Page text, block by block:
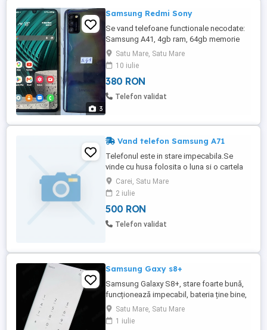
3
Samsung Redmi Sony
Se vand telefoane functionale necodate:
Samsung A41, 4gb ram, 64gb memorie
interna. Are sticla fisurata dar nu afecteaza
in functionalitate. 220 lei. Samsung Note3,
180 lei, + altele Sau la schimb, preferinta
ar fi flip, motorola sau samsung de la 5 in
sus, sau S9, 21, 22, 23
Satu Mare, Satu Mare
10 iulie
380 RON
Telefon validat
Vand telefon Samsung A71
Telefonul este in stare impecabila.Se
vinde cu husa folosita o luna si o cartela
PrePay cadou
Carei, Satu Mare
2 iulie
500 RON
Telefon validat
Samsung Gaxy s8+
Samsung Galaxy S8+, stare foarte bună,
funcționează impecabil, bateria ține bine,
telefon personal, resetat și pregătit pentru
noul proprietar.
Satu Mare, Satu Mare
1 iulie